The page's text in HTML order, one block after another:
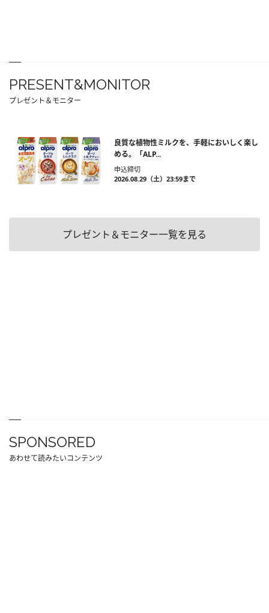
PRESENT&MONITOR
プレゼント＆モニター
良質な植物性ミルクを、手軽においしく楽し
める。「ALP...
申込締切
2026.08.29（土）23:59まで
プレゼント＆モニター一覧を見る
SPONSORED
あわせて読みたいコンテンツ